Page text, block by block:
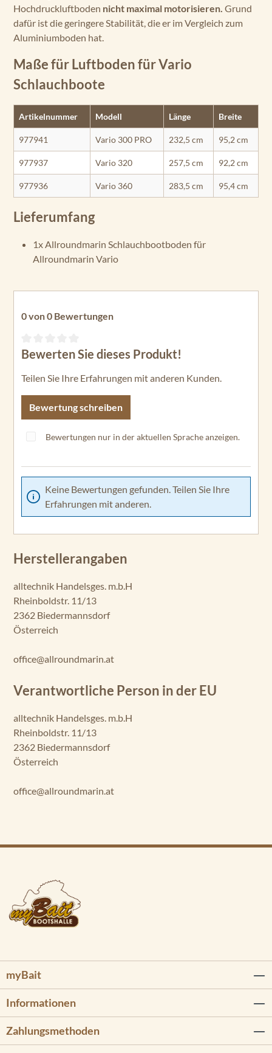
Hochdruckluftboden nicht maximal motorisieren. Grund
dafür ist die geringere Stabilität, die er im Vergleich zum
Aluminiumboden hat.
Maße für Luftboden für Vario
Schlauchboote
Artikelnummer Modell Länge Breite
977941 Vario 300 PRO 232,5 cm 95,2 cm
977937 Vario 320 257,5 cm 92,2 cm
977936 Vario 360 283,5 cm 95,4 cm
Lieferumfang
1x Allroundmarin Schlauchbootboden für
Allroundmarin Vario
0 von 0 Bewertungen
Durchschnittliche Bewertung von 0 von 5 Sternen
Bewerten Sie dieses Produkt!
Teilen Sie Ihre Erfahrungen mit anderen Kunden.
Bewertung schreiben
Bewertungen nur in der aktuellen Sprache anzeigen.
Keine Bewertungen gefunden. Teilen Sie Ihre
Erfahrungen mit anderen.
Herstellerangaben
alltechnik Handelsges. m.b.H
Rheinboldstr. 11/13
2362 Biedermannsdorf
Österreich
office@allroundmarin.at
Verantwortliche Person in der EU
alltechnik Handelsges. m.b.H
Rheinboldstr. 11/13
2362 Biedermannsdorf
Österreich
office@allroundmarin.at
myBait
Informationen
Zahlungsmethoden